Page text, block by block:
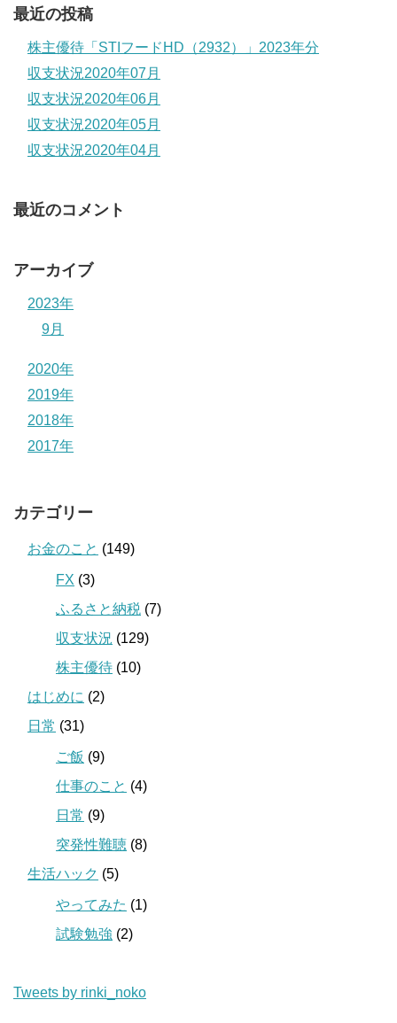
最近の投稿
株主優待「STIフードHD（2932）」2023年分
収支状況2020年07月
収支状況2020年06月
収支状況2020年05月
収支状況2020年04月
最近のコメント
アーカイブ
2023年
9月
2020年
2019年
2018年
2017年
カテゴリー
お金のこと (149)
FX (3)
ふるさと納税 (7)
収支状況 (129)
株主優待 (10)
はじめに (2)
日常 (31)
ご飯 (9)
仕事のこと (4)
日常 (9)
突発性難聴 (8)
生活ハック (5)
やってみた (1)
試験勉強 (2)
Tweets by rinki_noko